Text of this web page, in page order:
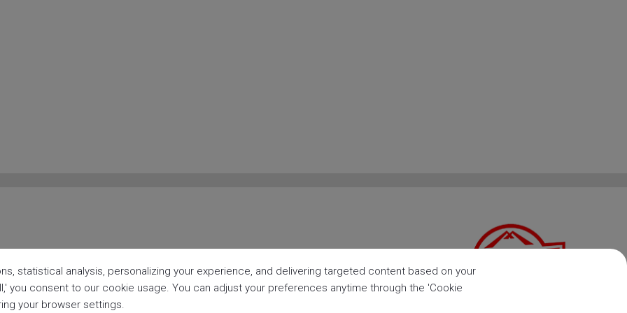
Dist., Taichung City,
statistical analysis, personalizing your experience, and delivering targeted content based on your
you consent to our cookie usage. You can adjust your preferences anytime through the 'Cookie
your browser settings.